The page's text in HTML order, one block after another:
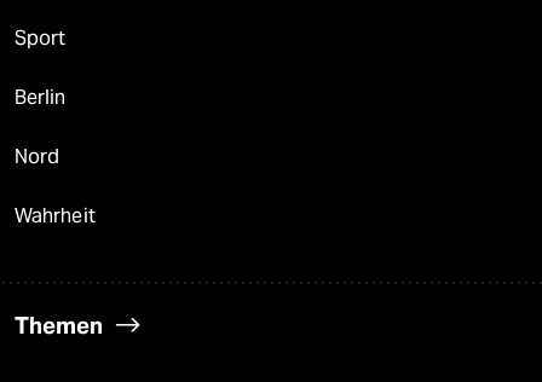
Sport
Berlin
Nord
Wahrheit
Themen